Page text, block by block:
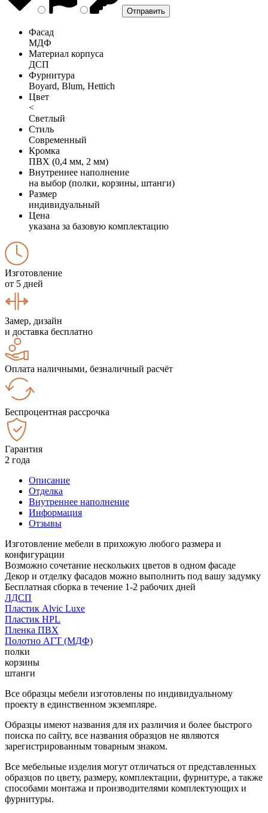
Фасад
МДФ
Материал корпуса
ДСП
Фурнитура
Boyard, Blum, Hettich
Цвет
<
Светлый
Стиль
Современный
Кромка
ПВХ (0,4 мм, 2 мм)
Внутреннее наполнение
на выбор (полки, корзины, штанги)
Размер
индивидуальный
Цена
указана за базовую комплектацию
Изготовление
от 5 дней
Замер, дизайн
и доставка бесплатно
Оплата наличными, безналичный расчёт
Беспроцентная рассрочка
Гарантия
2 года
Описание
Отделка
Внутреннее наполнение
Информация
Отзывы
Изготовление мебели в прихожую любого размера и
конфигурации
Возможно сочетание нескольких цветов в одном фасаде
Декор и отделку фасадов можно выполнить под вашу задумку
Бесплатная сборка в течение 1-2 рабочих дней
ЛДСП
Пластик Alvic Luxe
Пластик HPL
Пленка ПВХ
Полотно АГТ (МДФ)
полки
корзины
штанги
Все образцы мебели изготовлены по индивидуальному
проекту в единственном экземпляре.
Образцы имеют названия для их различия и более быстрого
поиска по сайту, все названия образцов не являются
зарегистрированным товарным знаком.
Все мебельные изделия могут отличаться от представленных
образцов по цвету, размеру, комплектации, фурнитуре, а также
способами монтажа и производителями комплектующих и
фурнитуры.